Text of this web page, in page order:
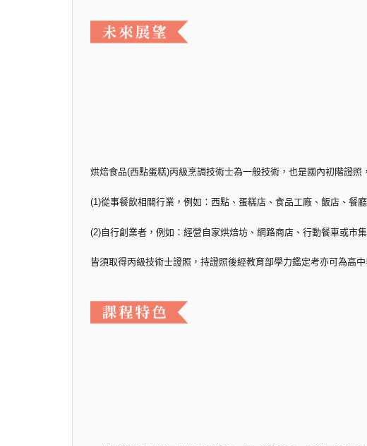
烘焙食品(西點蛋糕)丙級烹調技術士為一般技術，也是國內初階證照
(1)從事餐飲相關行業，例如：西點、蛋糕店、食品工廠、飯店、餐
(2)自行創業者，例如：經營自家烘焙坊、網路商店、行動餐車或市
皆須取得丙級技術士證照，持證照後經教育部學力鑑定考亦可為高